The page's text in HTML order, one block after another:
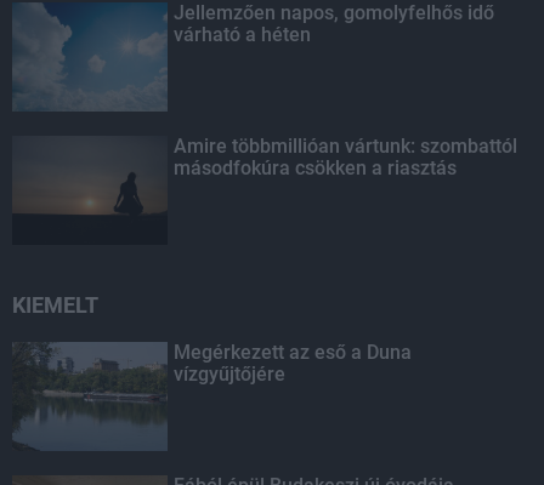
Jellemzően napos, gomolyfelhős idő
várható a héten
Amire többmillióan vártunk: szombattól
másodfokúra csökken a riasztás
KIEMELT
Megérkezett az eső a Duna
vízgyűjtőjére